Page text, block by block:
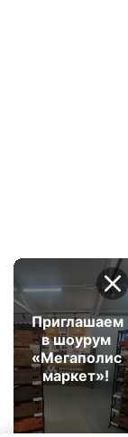
Приглашаем
в шоурум
«Мегаполис
маркет»!